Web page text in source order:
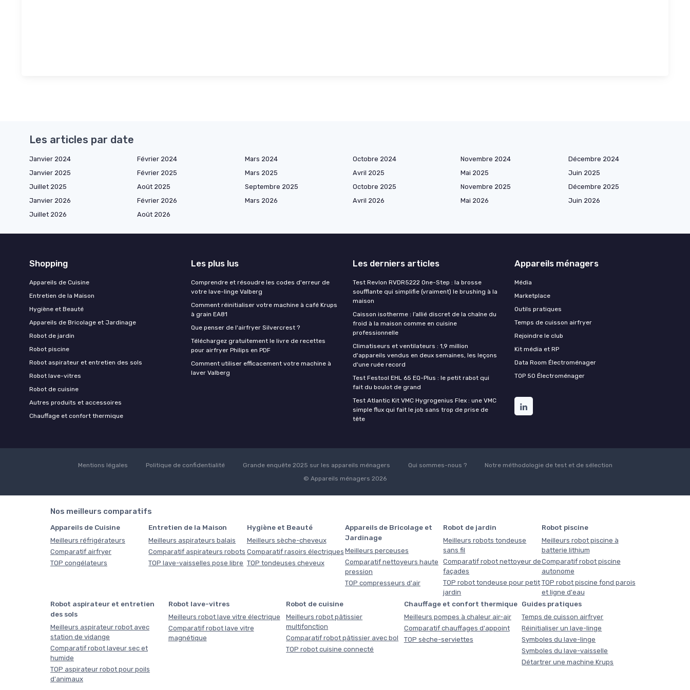
Les articles par date
Janvier 2024 Février 2024 Mars 2024 Octobre 2024 Novembre 2024
Décembre 2024
Janvier 2025
Février 2025 Mars 2025 Avril 2025 Mai 2025
Juin 2025
Juillet 2025
Août 2025 Septembre 2025 Octobre 2025 Novembre 2025
Décembre 2025
Janvier 2026
Février 2026 Mars 2026 Avril 2026 Mai 2026
Juin 2026
Juillet 2026
Août 2026
Shopping
Appareils de Cuisine
Entretien de la Maison
Hygiène et Beauté
Appareils de Bricolage et Jardinage
Robot de jardin
Robot piscine
Robot aspirateur et entretien des sols
Robot lave-vitres
Robot de cuisine
Autres produits et accessoires
Chauffage et confort thermique
Les plus lus
Comprendre et résoudre les codes d'erreur de
votre lave-linge Valberg
Comment réinitialiser votre machine à café Krups
à grain EA81
Que penser de l'airfryer Silvercrest ?
Téléchargez gratuitement le livre de recettes
pour airfryer Philips en PDF
Comment utiliser efficacement votre machine à
laver Valberg
Les derniers articles
Test Revlon RVDR5222 One-Step : la brosse
soufflante qui simplifie (vraiment) le brushing à la
maison
Caisson isotherme : l’allié discret de la chaîne du
froid à la maison comme en cuisine
professionnelle
Climatiseurs et ventilateurs : 1,9 million
d'appareils vendus en deux semaines, les leçons
d'une ruée record
Test Festool EHL 65 EQ-Plus : le petit rabot qui
fait du boulot de grand
Test Atlantic Kit VMC Hygrogenius Flex : une VMC
simple flux qui fait le job sans trop de prise de
tête
Appareils ménagers
Média
Marketplace
Outils pratiques
Temps de cuisson airfryer
Rejoindre le club
Kit média et RP
Data Room Électroménager
TOP 50 Électroménager
Mentions légales Politique de confidentialité Grande enquête 2025 sur les appareils ménagers Qui sommes-nous ?
Notre méthodologie de test et de sélection
© Appareils ménagers 2026
Nos meilleurs comparatifs
Appareils de Cuisine
Meilleurs réfrigérateurs
Comparatif airfryer
TOP congélateurs
Entretien de la Maison
Meilleurs aspirateurs balais
Comparatif aspirateurs robots
TOP lave-vaisselles pose libre
Hygiène et Beauté
Meilleurs sèche-cheveux
Comparatif rasoirs électriques
TOP tondeuses cheveux
Appareils de Bricolage et
Jardinage
Meilleurs perceuses
Comparatif nettoyeurs haute
pression
TOP compresseurs d'air
Robot de jardin
Meilleurs robots tondeuse
sans fil
Comparatif robot nettoyeur de
façades
TOP robot tondeuse pour petit
jardin
Robot piscine
Meilleurs robot piscine à
batterie lithium
Comparatif robot piscine
autonome
TOP robot piscine fond parois
et ligne d'eau
Robot aspirateur et entretien
des sols
Meilleurs aspirateur robot avec
station de vidange
Comparatif robot laveur sec et
humide
TOP aspirateur robot pour poils
d'animaux
Robot lave-vitres
Meilleurs robot lave vitre électrique
Comparatif robot lave vitre
magnétique
Robot de cuisine
Meilleurs robot pâtissier
multifonction
Comparatif robot pâtissier avec bol
TOP robot cuisine connecté
Chauffage et confort thermique
Meilleurs pompes à chaleur air-air
Comparatif chauffages d'appoint
TOP sèche-serviettes
Guides pratiques
Temps de cuisson airfryer
Réinitialiser un lave-linge
Symboles du lave-linge
Symboles du lave-vaisselle
Détartrer une machine Krups